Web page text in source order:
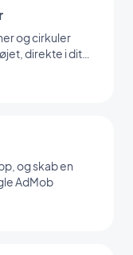
og cirkuler
direkte i dit
og skab en
AdMob